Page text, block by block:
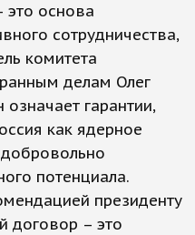
это основа
сотрудничества,
комитета
делам Олег
гарантии,
как ядерное
потенциала.
президенту
договор – это